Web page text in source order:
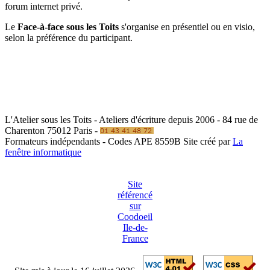
forum internet privé.
Le Face-à-face sous les Toits s'organise en présentiel ou en visio,
selon la préférence du participant.
L'Atelier sous les Toits - Ateliers d'écriture depuis 2006 - 84 rue de
Charenton 75012 Paris -
Formateurs indépendants - Codes APE 8559B Site créé parLa
fenêtre informatique
Site
référencé
sur
Coodoeil
Ile-de-
France